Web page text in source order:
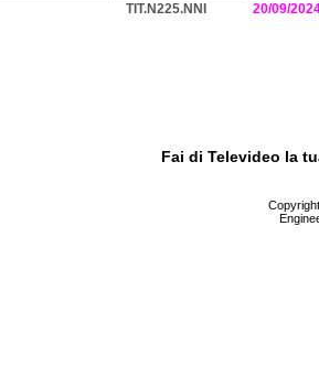
TIT.N225.NNI 20/09/
Fai di Televideo la